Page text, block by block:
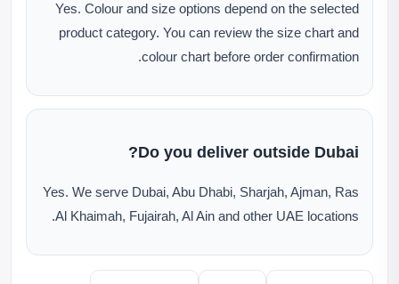
Yes. Colour and size options depend on the selected
product category. You can review the size chart and
colour chart before order confirmation.
Do you deliver outside Dubai?
Yes. We serve Dubai, Abu Dhabi, Sharjah, Ajman, Ras
Al Khaimah, Fujairah, Al Ain and other UAE locations.